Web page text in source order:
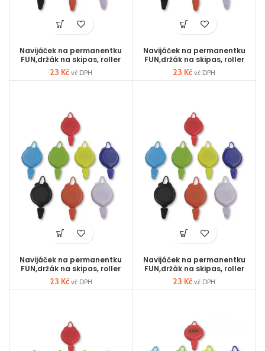
Navijáček na permanentku
FUN,držák na skipas, roller
23 Kč vč DPH
Navijáček na permanentku
FUN,držák na skipas, roller
23 Kč vč DPH
Navijáček na permanentku
FUN,držák na skipas, roller
23 Kč vč DPH
Navijáček na permanentku
FUN,držák na skipas, roller
23 Kč vč DPH